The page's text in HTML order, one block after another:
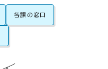
各課の窓口